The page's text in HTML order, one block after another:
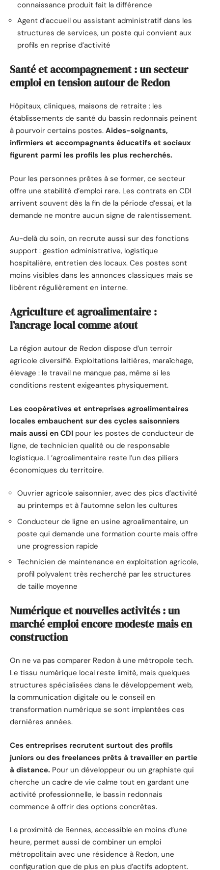
connaissance produit fait la différence
Agent d’accueil ou assistant administratif dans les
structures de services, un poste qui convient aux
profils en reprise d’activité
Santé et accompagnement : un secteur
emploi en tension autour de Redon
Hôpitaux, cliniques, maisons de retraite : les
établissements de santé du bassin redonnais peinent
à pourvoir certains postes. Aides-soignants,
infirmiers et accompagnants éducatifs et sociaux
figurent parmi les profils les plus recherchés.
Pour les personnes prêtes à se former, ce secteur
offre une stabilité d’emploi rare. Les contrats en CDI
arrivent souvent dès la fin de la période d’essai, et la
demande ne montre aucun signe de ralentissement.
Au-delà du soin, on recrute aussi sur des fonctions
support : gestion administrative, logistique
hospitalière, entretien des locaux. Ces postes sont
moins visibles dans les annonces classiques mais se
libèrent régulièrement en interne.
Agriculture et agroalimentaire :
l’ancrage local comme atout
La région autour de Redon dispose d’un terroir
agricole diversifié. Exploitations laitières, maraîchage,
élevage : le travail ne manque pas, même si les
conditions restent exigeantes physiquement.
Les coopératives et entreprises agroalimentaires
locales embauchent sur des cycles saisonniers
mais aussi en CDI pour les postes de conducteur de
ligne, de technicien qualité ou de responsable
logistique. L’agroalimentaire reste l’un des piliers
économiques du territoire.
Ouvrier agricole saisonnier, avec des pics d’activité
au printemps et à l’automne selon les cultures
Conducteur de ligne en usine agroalimentaire, un
poste qui demande une formation courte mais offre
une progression rapide
Technicien de maintenance en exploitation agricole,
profil polyvalent très recherché par les structures
de taille moyenne
Numérique et nouvelles activités : un
marché emploi encore modeste mais en
construction
On ne va pas comparer Redon à une métropole tech.
Le tissu numérique local reste limité, mais quelques
structures spécialisées dans le développement web,
la communication digitale ou le conseil en
transformation numérique se sont implantées ces
dernières années.
Ces entreprises recrutent surtout des profils
juniors ou des freelances prêts à travailler en partie
à distance. Pour un développeur ou un graphiste qui
cherche un cadre de vie calme tout en gardant une
activité professionnelle, le bassin redonnais
commence à offrir des options concrètes.
La proximité de Rennes, accessible en moins d’une
heure, permet aussi de combiner un emploi
métropolitain avec une résidence à Redon, une
configuration que de plus en plus d’actifs adoptent.